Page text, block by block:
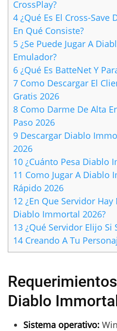
CrossPlay?
4 ¿Qué Es El Cross-
En Qué Consiste?
5 ¿Se Puede Jugar A
Emulador?
6 ¿Qué Es BatteNet Y
7 Como Descargar El
Gratis 2026
8 Como Darme De Alta
Paso 2026
9 Descargar Diablo
2026
10 ¿Cuánto Pesa Diablo
11 Como Jugar A Diablo
Rápido 2026
12 ¿En Que Servidor Hay
Diablo Immortal 2026?
13 ¿Qué Servidor Elijo Si
14 Creando A Tu
Diablo
Sistema operativo: